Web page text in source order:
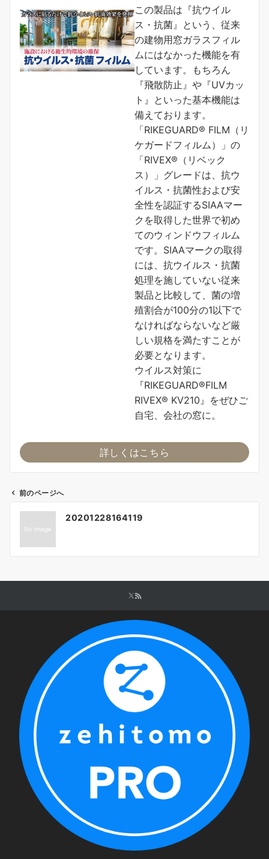
この製品は『抗ウイル
ス・抗菌』という、従来
の建物用窓ガラスフィル
ムにはなかった機能を有
しています。もちろん
『飛散防止』や『UVカッ
ト』といった基本機能は
備えております。
「RIKEGUARD® FILM（リ
ケガードフィルム）」の
「RIVEX®（リベック
ス）」グレードは、抗ウ
イルス・抗菌性および安
全性を認証するSIAAマー
クを取得した世界で初め
てのウィンドウフィルム
です。SIAAマークの取得
には、抗ウイルス・抗菌
処理を施していない従来
製品と比較して、菌の増
殖割合が100分の1以下で
なければならないなど厳
しい規格を満たすことが
必要となります。
ウイルス対策に
『RIKEGUARD®FILM
RIVEX® KV210』をぜひご
自宅、会社の窓に。
詳しくはこちら
ビ
ー
前のページへ
20201228164119